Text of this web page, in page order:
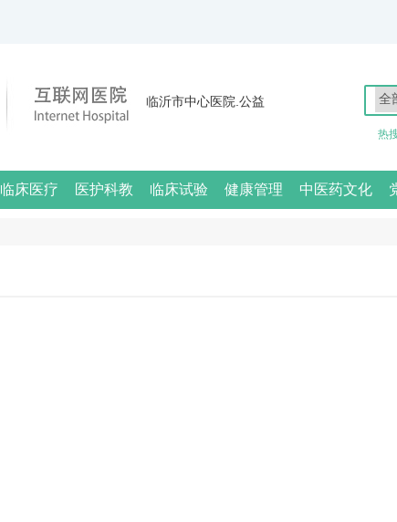
临沂市中心医院.公益
热
临床医疗 医护科教 临床试验 健康管理 中医药文化